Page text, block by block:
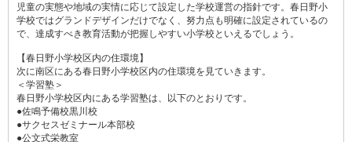
児童の実態や地域の実情に応じて設定した学校運営の指針です。春日野小
学校ではグランドデザインだけでなく、努力点も明確に設定されているの
で、達成すべき教育活動が把握しやすい小学校といえるでしょう。
【春日野小学校区内の住環境】
次に南区にある春日野小学校区内の住環境を見ていきます。
＜学習塾＞
春日野小学校区内にある学習塾は、以下のとおりです。
●佐鳴予備校黒川校
●サクセスゼミナール本部校
●公文式栄教室